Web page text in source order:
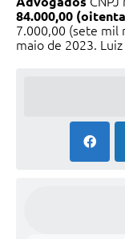
84.000,00
7.000,00 (sete mil
maio de 2023.